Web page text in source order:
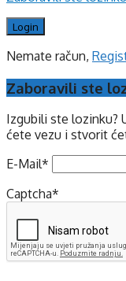
Nemate račun,
Zaboravili ste
Izgubili ste lozinku?
ćete vezu i stvorit
E-Mail*
Captcha*